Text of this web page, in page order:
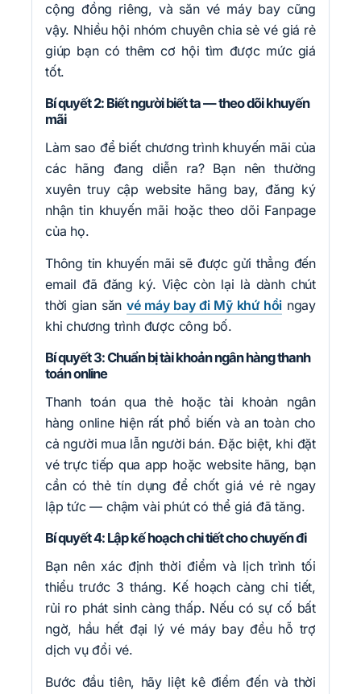
cộng đồng riêng, và săn vé máy bay cũng
vậy. Nhiều hội nhóm chuyên chia sẻ vé giá rẻ
giúp bạn có thêm cơ hội tìm được mức giá
tốt.
Bí quyết 2: Biết người biết ta — theo dõi khuyến
mãi
Làm sao để biết chương trình khuyến mãi của
các hãng đang diễn ra? Bạn nên thường
xuyên truy cập website hãng bay, đăng ký
nhận tin khuyến mãi hoặc theo dõi Fanpage
của họ.
Thông tin khuyến mãi sẽ được gửi thẳng đến
email đã đăng ký. Việc còn lại là dành chút
thời gian săn vé máy bay đi Mỹ khứ hồi ngay
khi chương trình được công bố.
Bí quyết 3: Chuẩn bị tài khoản ngân hàng thanh
toán online
Thanh toán qua thẻ hoặc tài khoản ngân
hàng online hiện rất phổ biến và an toàn cho
cả người mua lẫn người bán. Đặc biệt, khi đặt
vé trực tiếp qua app hoặc website hãng, bạn
cần có thẻ tín dụng để chốt giá vé rẻ ngay
lập tức — chậm vài phút có thể giá đã tăng.
Bí quyết 4: Lập kế hoạch chi tiết cho chuyến đi
Bạn nên xác định thời điểm và lịch trình tối
thiểu trước 3 tháng. Kế hoạch càng chi tiết,
rủi ro phát sinh càng thấp. Nếu có sự cố bất
ngờ, hầu hết đại lý vé máy bay đều hỗ trợ
dịch vụ đổi vé.
Bước đầu tiên, hãy liệt kê điểm đến và thời